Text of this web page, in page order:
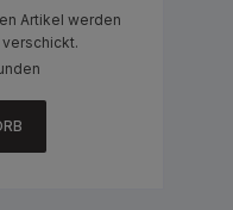
Artikel werden